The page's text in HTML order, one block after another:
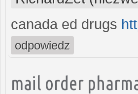
canada ed drugs
odpowiedz
mail order